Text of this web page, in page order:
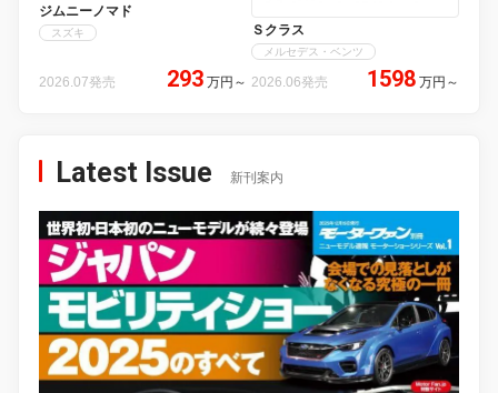
ジムニーノマド
スズキ
2026.07発売 293 万円 ～
Ｓクラス
メルセデス・ベンツ
2026.06発売 1598 万円 ～
Latest Issue 新刊案内